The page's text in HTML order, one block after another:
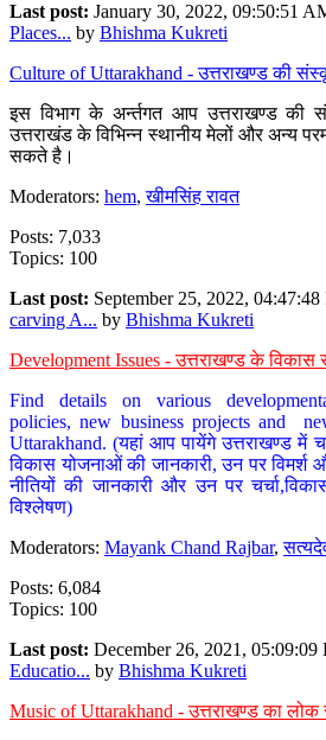
Last post: January 30, 2022, 09:50:51
Places... by Bhishma Kukreti
Culture of Uttarakhand - उत्तराखण्ड की
इस विभाग के अर्न्तगत आप उत्तराखण्ड की
उत्तराखंड के विभिन्न स्थानीय मेलों और अन्य
सकते है।
Moderators: hem,खीमसिंह रावत
Posts: 7,033
Topics: 100
Last post: September 25, 2022, 04:47:48
carving A... by Bhishma Kukreti
Development Issues - उत्तराखण्ड के विकास
Find details on various
policies, new business projects and
Uttarakhand. (यहां आप पायेंगे उत्तराखण्ड में
विकास योजनाओं की जानकारी, उन पर विमर्श
नीतियों की जानकारी और उन पर
विश्लेषण)
Moderators: Mayank Chand Rajbar,
Posts: 6,084
Topics: 100
Last post: December 26, 2021, 05:09:09
Educatio... by Bhishma Kukreti
Music of Uttarakhand - उत्तराखण्ड का लोक